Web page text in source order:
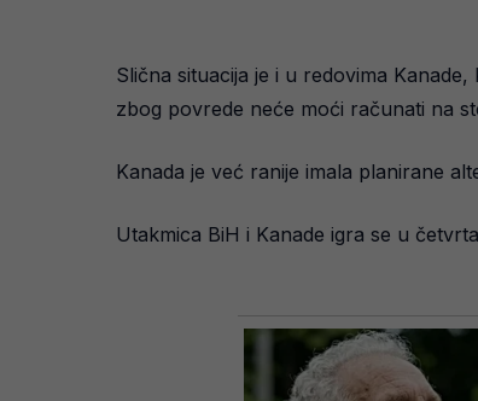
Slična situacija je i u redovima
zbog povrede neće moći računati na
Kanada je već ranije imala planirane
Utakmica BiH i Kanade igra se u